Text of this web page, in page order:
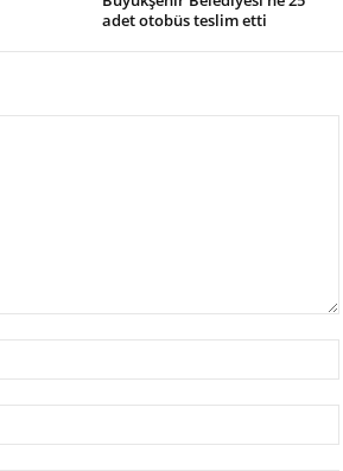
adet otobüs teslim etti